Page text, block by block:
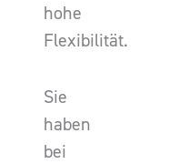
hohe
Flexibilität.
Sie
haben
bei